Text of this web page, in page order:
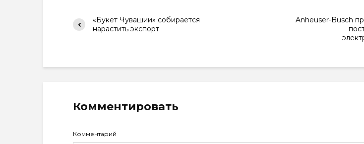
«Букет Чувашии» собирается
нарастить экспорт
Anheuser-Busch
Комментировать
Комментарий